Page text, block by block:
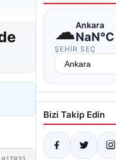
☁Ankara
NaN°C
ŞEHIR SEÇ
Bizi Takip Edin